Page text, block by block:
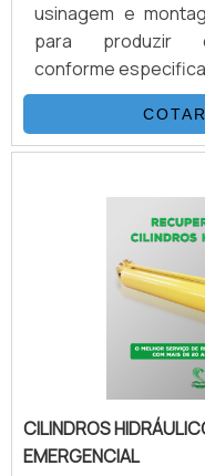
usinagem e
para produzir
conforme
CILINDROS
EMERGENCIAL